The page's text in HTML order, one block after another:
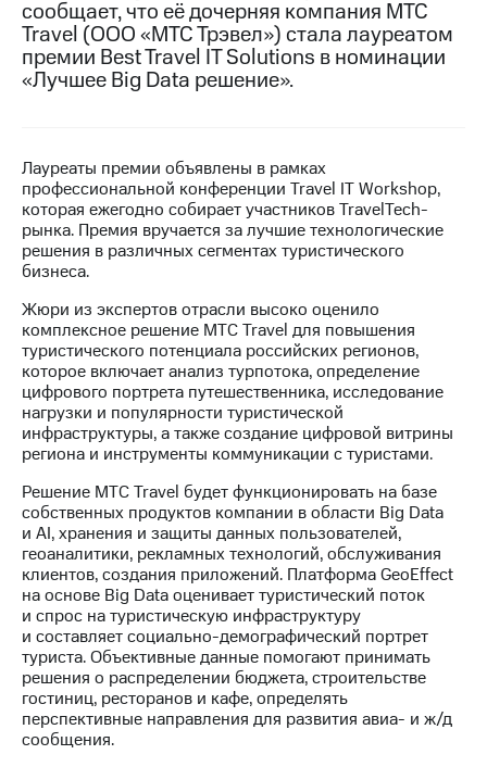
МТС
о технологиях
Достижения
Финансовая
отчетность
Контакты
в
регионе
и акционерам
Корпоративное
управление
Корпоративный
секретарь
Раскрытие
информации
Информация
акционерам
Документы
ПАО
"МТС"
Собрания
акционеров
Личный
кабинет
акционера
Акционерный
сообщает, что её дочерняя компания МТС
Travel (ООО «МТС Трэвел») стала лауреатом
премии Best Travel IT Solutions в номинации
«Лучшее Big Data решение».
Лауреаты премии объявлены в рамках
профессиональной конференции Travel IT Workshop,
которая ежегодно собирает участников TravelTech-
рынка. Премия вручается за лучшие технологические
решения в различных сегментах туристического
бизнеса.
Жюри из экспертов отрасли высоко оценило
комплексное решение МТС Travel для повышения
туристического потенциала российских регионов,
которое включает анализ турпотока, определение
цифрового портрета путешественника, исследование
нагрузки и популярности туристической
инфраструктуры, а также создание цифровой витрины
региона и инструменты коммуникации с туристами.
Решение МТС Travel будет функционировать на базе
собственных продуктов компании в области Big Data
и AI, хранения и защиты данных пользователей,
геоаналитики, рекламных технологий, обслуживания
клиентов, создания приложений. Платформа GeoEffect
на основе Big Data оценивает туристический поток
и спрос на туристическую инфраструктуру
и составляет социально-демографический портрет
туриста. Объективные данные помогают принимать
решения о распределении бюджета, строительстве
гостиниц, ресторанов и кафе, определять
перспективные направления для развития авиа- и ж/д
сообщения.